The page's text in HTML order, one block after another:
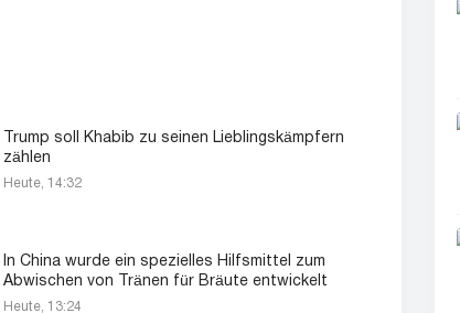
Trump soll Khabib zu seinen Lieblingskämpfern
zählen
Heute, 14:32
In China wurde ein spezielles Hilfsmittel zum
Abwischen von Tränen für Bräute entwickelt
Heute, 13:24